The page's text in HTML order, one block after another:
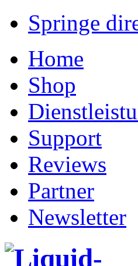
Springe
Home
Shop
Support
Reviews
Partner
Newsletter